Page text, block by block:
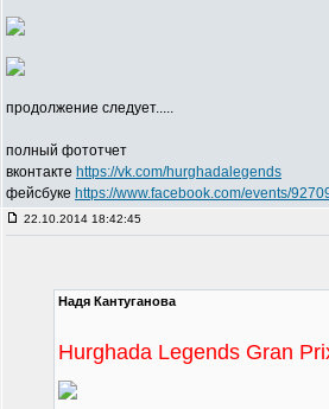
продолжение следует.....
полный фототчет
вконтакте https://vk.com/hurghadalegends
фейсбуке https://www.facebook.com/events/
22.10.2014 18:42:45
Надя Кантуганова
Hurghada Legends Gran